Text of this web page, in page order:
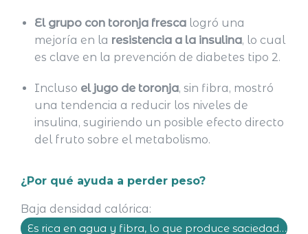
El grupo con toronja fresca logró una
mejoría en la resistencia a la insulina, lo cual
es clave en la prevención de diabetes tipo 2.
Incluso el jugo de toronja, sin fibra, mostró
una tendencia a reducir los niveles de
insulina, sugiriendo un posible efecto directo
del fruto sobre el metabolismo.
¿Por qué ayuda a perder peso?
Baja densidad calórica:
Es rica en agua y fibra, lo que produce saciedad con pocas calorías.